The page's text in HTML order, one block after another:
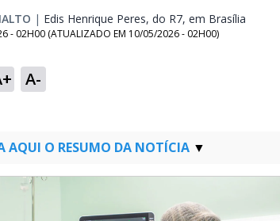
| Edis Henrique Peres, do R7, em Brasília
- 02H00 (ATUALIZADO EM 10/05/2026 - 02H00)
A-
AQUI O RESUMO DA NOTÍCIA